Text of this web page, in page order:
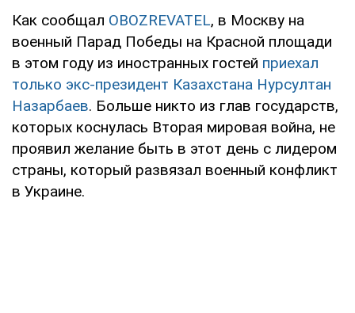
Как сообщал OBOZREVATEL, в Москву на
военный Парад Победы на Красной площади
в этом году из иностранных гостей приехал
только экс-президент Казахстана Нурсултан
Назарбаев. Больше никто из глав государств,
которых коснулась Вторая мировая война, не
проявил желание быть в этот день с лидером
страны, который развязал военный конфликт
в Украине.